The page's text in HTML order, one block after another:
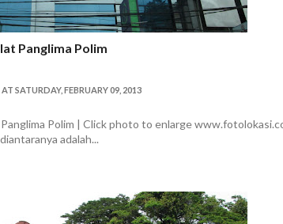
Panglima Polim
AT SATURDAY, FEBRUARY 09, 2013
Polim | Click photo to enlarge
adalah...